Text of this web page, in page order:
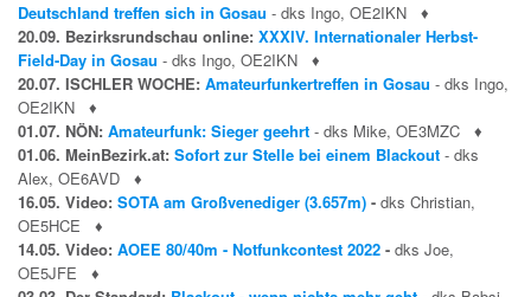
Deutschland treffen sich in Gosau - dks Ingo, OE2IKN
♦
20.09. Bezirksrundschau online: XXXIV. Internationaler Herbst-
Field-Day in Gosau - dks Ingo, OE2IKN
♦
20.07. ISCHLER WOCHE: Amateurfunkertreffen in Gosau - dks Ingo,
OE2IKN
♦
01.07. NÖN: Amateurfunk: Sieger geehrt - dks Mike, OE3MZC
♦
01.06. MeinBezirk.at: Sofort zur Stelle bei einem Blackout - dks
Alex, OE6AVD ♦
16.05. Video: SOTA am Großvenediger (3.657m) - dks Christian,
OE5HCE
♦
14.05. Video: AOEE 80/40m - Notfunkcontest 2022 - dks Joe,
OE5JFE
♦